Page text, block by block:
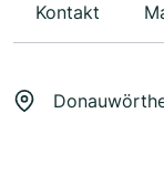
Kontakt